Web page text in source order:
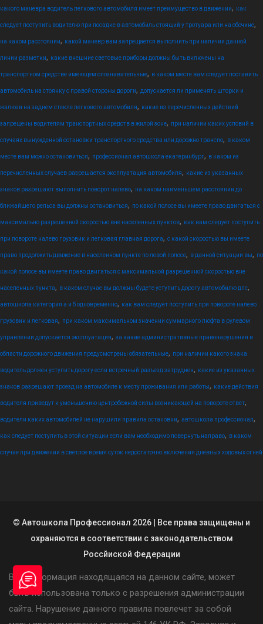
какого маневра водитель легкового автомобиля имеет преимущество в движении, как
следует поступить водителю при посадке в автомобиль стоящий у тротуара или на обочине,
на каком расстоянии, какой маневр вам запрещается выполнить при наличии данной
линии разметки, какие внешние световые приборы должны быть включены на
транспортном средстве имеющем опознавательные, в каком месте вам следует поставить
автомобиль на стоянку с правой стороны дороги, допускается ли применять шторки и
жалюзи на заднем стекле легкового автомобиля, какие из перечисленных действий
запрещены водителям транспортных средств в жилой зоне, при наличии каких условий в
случаях вынужденной остановки транспортного средства или дорожно транспо, в каком
месте вам можно остановиться, профессионал автошкола екатеринбург, в каком из
перечисленных случаев разрешается эксплуатация автомобиля, какие из указанных
знаков разрешают выполнить поворот налево, на каком наименьшем расстоянии до
ближайшего рельса вы должны остановиться, по какой полосе вы имеете право двигаться с
максимально разрешенной скоростью вне населенных пунктов, как вам следует поступить
при повороте налево грузовик и легковая главная дорога, с какой скоростью вы имеете
право продолжить движение в населенном пункте по левой полосе, в данной ситуации вы, по
какой полосе вы имеете право двигаться с максимальной разрешенной скоростью вне
населенных пункта, в каком случае вы должны будете уступить дорогу автомобилю дпс,
автошкола категория а и б одновременно, как вам следует поступить при повороте налево
грузовик и легковая, при каком максимальном значении суммарного люфта в рулевом
управлении допускается эксплуатация, за какие административные правонарушения в
области дорожного движения предусмотрены обязательные, при наличии какого знака
водитель должен уступить дорогу если встречный разъезд затруднен, какие из указанных
знаков разрешают проезд на автомобиле к месту проживания или работы, какие действия
водителя приведут к уменьшению центробежной силы возникающей на повороте ответ,
водители каких автомобилей не нарушили правила остановки, автошкола профессионал,
как следует поступить в этой ситуации если вам необходимо повернуть направо, в каком
случае при движении в светлое время суток недостаточно включения дневных ходовых огней
© Автошкола Профессионал 2026 | Все права защищены и
охраняются в соответствии с законодательством
Россйиской Федерации
Вся информация находящаяся на данном сайте, может
быть использована только с разрешения администрации
сайта. Нарушение данного правила повлечет за собой